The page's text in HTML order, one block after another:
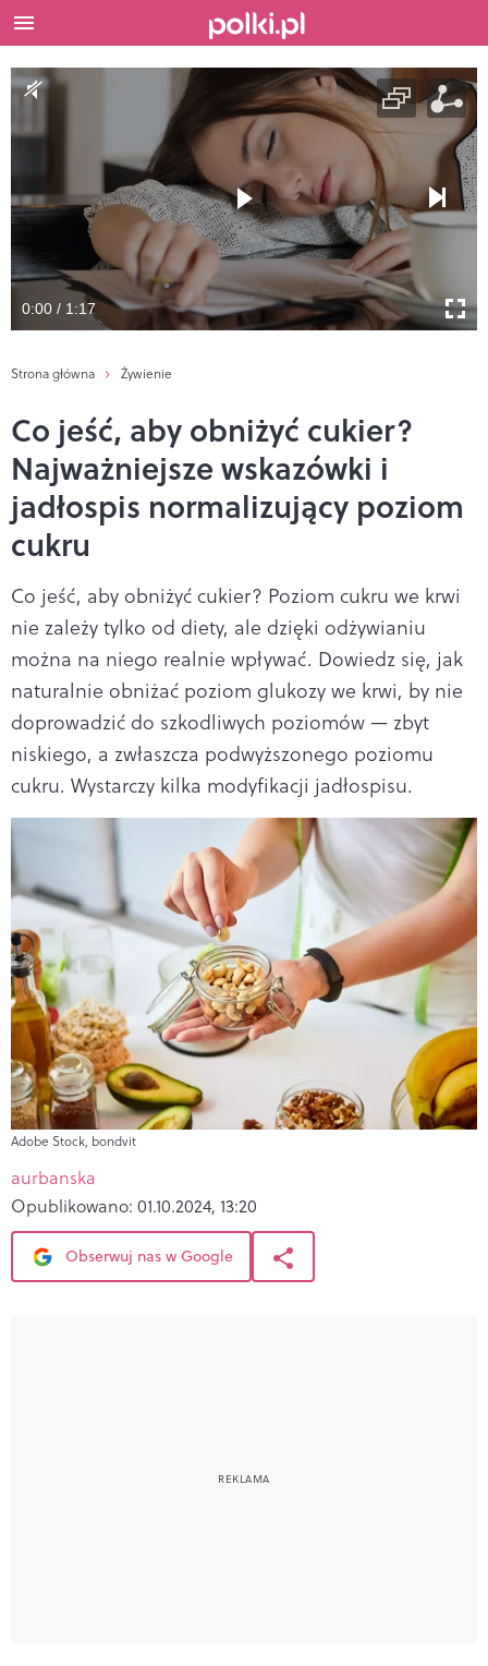
0:00 / 1:17
Strona główna Żywienie
Co jeść, aby obniżyć cukier?
Najważniejsze wskazówki i
jadłospis normalizujący poziom
cukru
Co jeść, aby obniżyć cukier? Poziom cukru we krwi
nie zależy tylko od diety, ale dzięki odżywianiu
można na niego realnie wpływać. Dowiedz się, jak
naturalnie obniżać poziom glukozy we krwi, by nie
doprowadzić do szkodliwych poziomów — zbyt
niskiego, a zwłaszcza podwyższonego poziomu
cukru. Wystarczy kilka modyfikacji jadłospisu.
Adobe Stock, bondvit
aurbanska
Opublikowano: 01.10.2024, 13:20
Obserwuj nas w Google